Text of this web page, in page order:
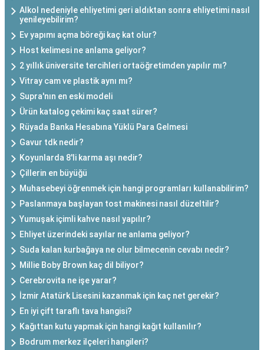
Alkol nedeniyle ehliyetimi geri aldıktan sonra ehliyetimi nasıl
yenileyebilirim?
Ev yapımı açma böreği kaç kat olur?
Host kelimesi ne anlama geliyor?
2 yıllık üniversite tercihleri ortaöğretimden yapılır mı?
Vitray cam ve plastik aynı mı?
Supra'nın en eski modeli
Ürün katalog çekimi kaç saat sürer?
Rüyada Banka Hesabına Yüklü Para Gelmesi
Gavur tdk nedir?
Koyunlarda 8'li karma aşı nedir?
Çillerin en büyüğü
Muhasebeyi öğrenmek için hangi programları kullanabilirim?
Paslanmaya başlayan tost makinesi nasıl düzeltilir?
Yumuşak içimli kahve nasıl yapılır?
Ehliyet üzerindeki sayılar ne anlama geliyor?
Suda kalan kurbağaya ne olur bilmecenin cevabı nedir?
Millie Boby Brown kaç dil biliyor?
Cerebrovita ne işe yarar?
İzmir Atatürk Lisesini kazanmak için kaç net gerekir?
En iyi çift taraflı tava hangisi?
Kağıttan kutu yapmak için hangi kağıt kullanılır?
Bodrum merkez ilçeleri hangileri?